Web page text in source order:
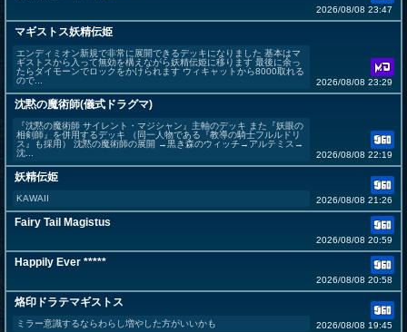
2026/08/08 23:47
マギストス妖精伝姫
エンディミオン新規で非常に展開できるデッキになりました 基本はマ
ギストスから入って無効を構えながら妖精伝姫に移ります 最後に余っ
たらダイモーンでロックをかけられます ウィキャットから8000取れる
ので...
2026/08/08 23:29
沈黙の魔術師(儀式ドラグマ)
『沈黙の魔術師 サイレント・マジシャン』主軸のデッキ また『妖眼の
相剣師』を併用するデッキ （同一人物である『教導の騎士フルルドリ
ス』も採用） 沈黙の魔術師の展開 →黒き森のウィッチ→アルテミス→
沈...
2026/08/08 22:19
妖精伝姫
KAWAII 2026/08/08 21:26
Fairy Tail Magistus
2026/08/08 20:59
Happily Ever *****
2026/08/08 20:58
烙印ドラテマギストス
ミラー意識するならわらし増やした方がいいかも 2026/08/08 19:45